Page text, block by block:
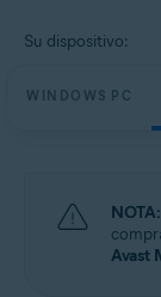
Su dispositivo:
WINDOWS PC
NOTA:
Avast